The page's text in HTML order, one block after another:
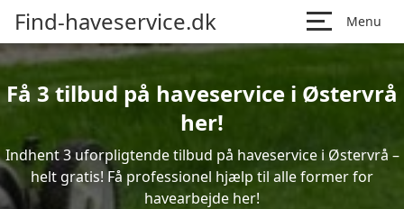
Find-haveservice.dk Menu
Få 3 tilbud på haveservice i Østervrå
her!
Indhent 3 uforpligtende tilbud på haveservice i Østervrå –
helt gratis! Få professionel hjælp til alle former for
havearbejde her!